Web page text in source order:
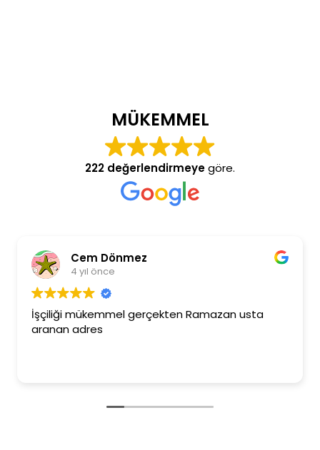
MÜKEMMEL
222 değerlendirmeyegöre.
Cem Dönmez
4 yıl önce
İşçiliği mükemmel gerçekten Ramazan usta
aranan adres